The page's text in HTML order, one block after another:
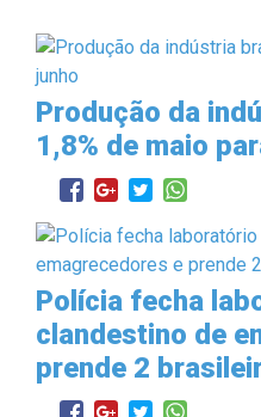
Produção da
1,8% de maio
Polícia fecha
clandestino de
prende 2